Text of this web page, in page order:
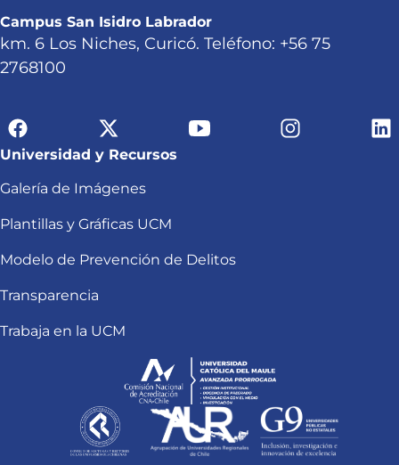
Campus San Isidro Labrador
km. 6 Los Niches, Curicó. Teléfono: +56 75
2768100
Universidad y Recursos
Galería de Imágenes
Plantillas y Gráficas UCM
Modelo de Prevención de Delitos
Transparencia
Trabaja en la UCM